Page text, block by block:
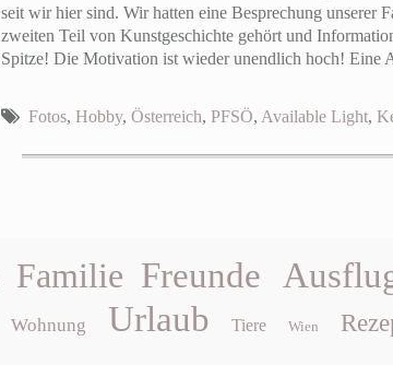
seit wir hier sind. Wir hatten eine Besprechung unserer
zweiten Teil von Kunstgeschichte gehört und
Spitze! Die Motivation ist wieder unendlich hoch! Eine
Fotos, Hobby, Österreich, PFSÖ, Available Light,
Familie Freunde
Wohnung Urlaub Tiere Wien